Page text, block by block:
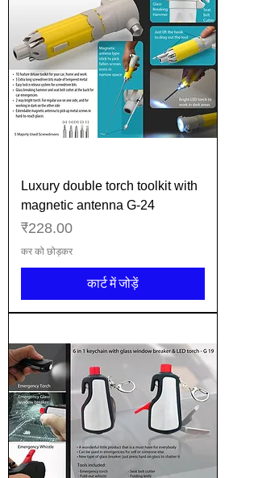
Luxury double torch toolkit with
magnetic antenna G-24
मूल्य
₹228.00
कर को छोड़कर
कार्ट में जोड़ें